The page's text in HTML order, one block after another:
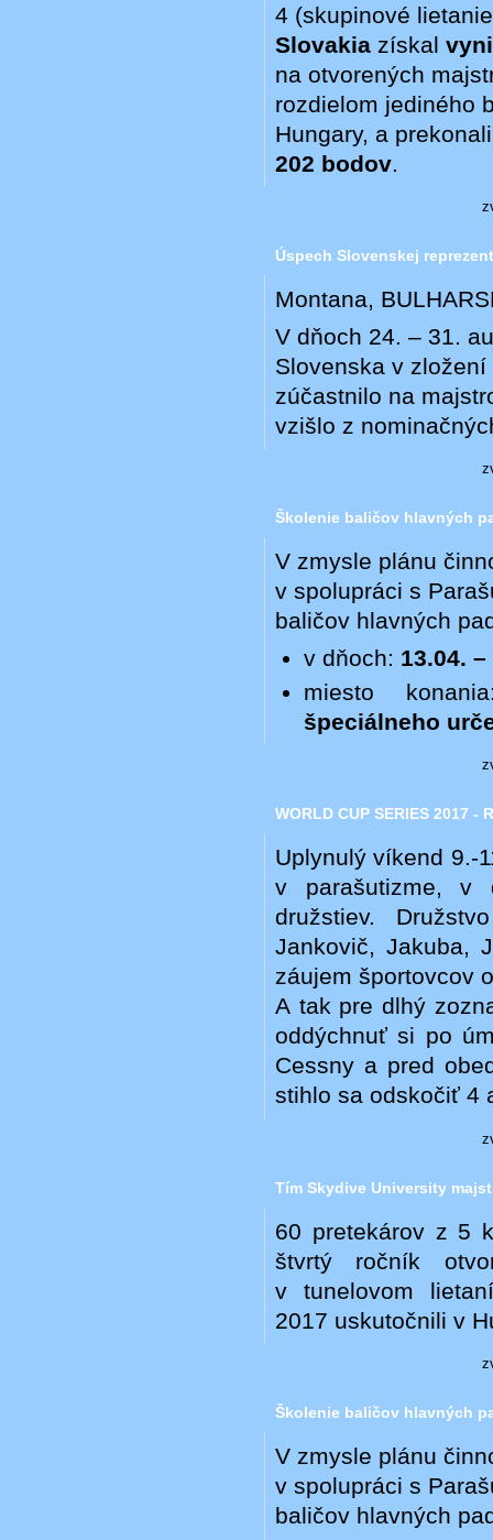
4 (skupinové
Slovakia získal
na otvorených
rozdielom jediného
Hungary, a
202 bodov.
Úspech Slovenskej
Montana,
V dňoch 24. – 31.
Slovenska v
zúčastnilo na
vzišlo z
Školenie baličov hlavných
V zmysle plánu
v spolupráci s
baličov hlavných
v dňoch: 13.04.
miesto
špeciálneho
WORLD CUP SERIES 2017 -
Uplynulý víkend 9.-
v parašutizme, v
družstiev.
Jankovič, Jakuba,
záujem športovcov
A tak pre dlhý
oddýchnuť si po
Cessny a pred
stihlo sa odskočiť 4
Tím Skydive University
60 pretekárov z 5
štvrtý ročník
v tunelovom
2017 uskutočnili v
Školenie baličov hlavných
V zmysle plánu
v spolupráci s
baličov hlavných